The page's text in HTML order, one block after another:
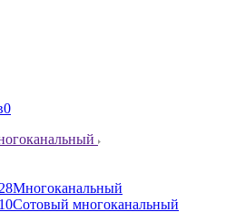
0
Многоканальный
Сотовый многоканальный